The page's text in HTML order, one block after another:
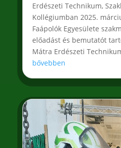
Erdészeti Technikum,
Kollégiumban 2025.
Faápolók Egyesülete
előadást és bemutatót
Mátra Erdészeti
bővebben